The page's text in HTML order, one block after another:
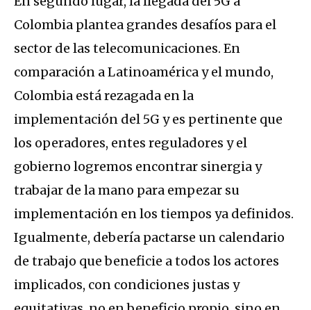
Colombia plantea grandes desafíos para el
sector de las telecomunicaciones. En
comparación a Latinoamérica y el mundo,
Colombia está rezagada en la
implementación del 5G y es pertinente que
los operadores, entes reguladores y el
gobierno logremos encontrar sinergia y
trabajar de la mano para empezar su
implementación en los tiempos ya definidos.
Igualmente, debería pactarse un calendario
de trabajo que beneficie a todos los actores
implicados, con condiciones justas y